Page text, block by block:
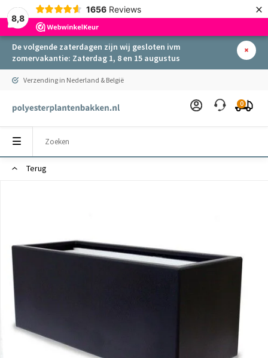
8,8
1656 Reviews ×
De volgende zaterdagen zijn wij gesloten ivm
zomervakantie: Zaterdag 1, 8 en 15 augustus
Verzending in Nederland & België
0
Terug